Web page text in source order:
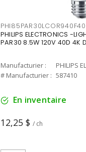
PHILIPS ELECTRONICS -
PAR30 8.5W 120V 40D 4K
Manufacturier :
PHILIPS
# Manufacturier : 587410
En inventaire
12,25 $ / ch